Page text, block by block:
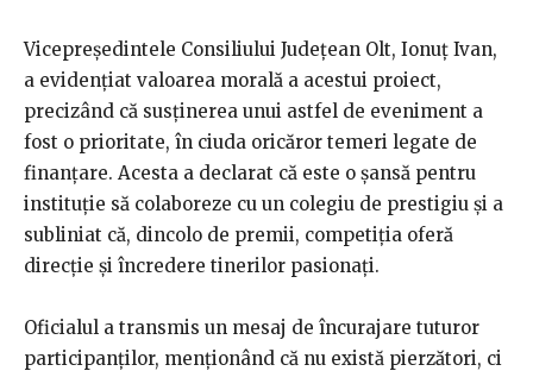
Vicepreședintele Consiliului Județean Olt, Ionuț Ivan,
a evidențiat valoarea morală a acestui proiect,
precizând că susținerea unui astfel de eveniment a
fost o prioritate, în ciuda oricăror temeri legate de
finanțare. Acesta a declarat că este o șansă pentru
instituție să colaboreze cu un colegiu de prestigiu și a
subliniat că, dincolo de premii, competiția oferă
direcție și încredere tinerilor pasionați.
Oficialul a transmis un mesaj de încurajare tuturor
participanților, menționând că nu există pierzători, ci